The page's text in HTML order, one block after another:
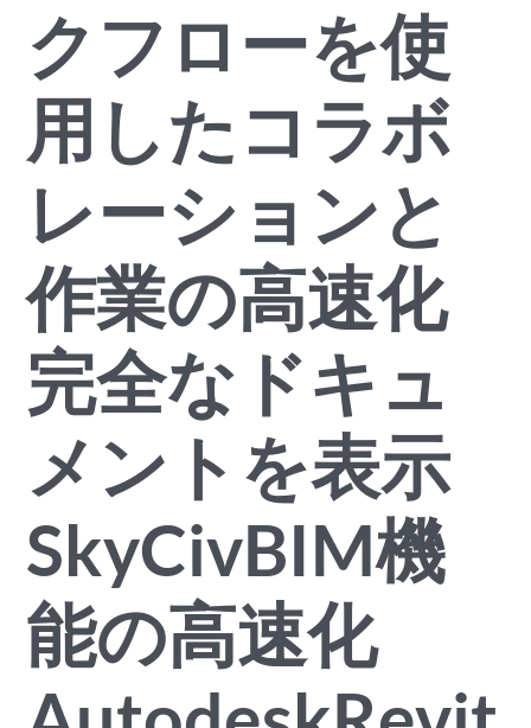
クフローを使
用したコラボ
レーションと
作業の高速化
完全なドキュ
メントを表示
SkyCivBIM機
能の高速化